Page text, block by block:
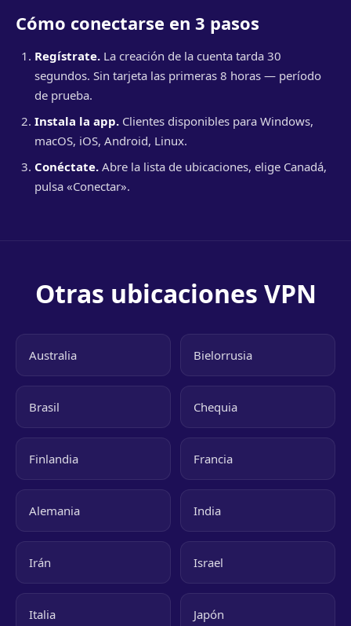
Cómo conectarse en 3 pasos
Regístrate. La creación de la cuenta tarda 30
segundos. Sin tarjeta las primeras 8 horas — período
de prueba.
Instala la app. Clientes disponibles para Windows,
macOS, iOS, Android, Linux.
Conéctate. Abre la lista de ubicaciones, elige Canadá,
pulsa «Conectar».
Otras ubicaciones VPN
Australia Bielorrusia
Brasil Chequia
Finlandia Francia
Alemania India
Irán Israel
Italia Japón